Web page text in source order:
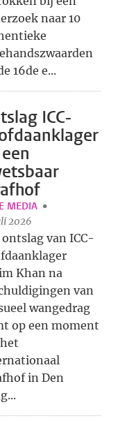
naar 10
16de e...
ICC-
MEDIA
2026
van ICC-
Khan na
van
wangedrag
op een moment
in Den